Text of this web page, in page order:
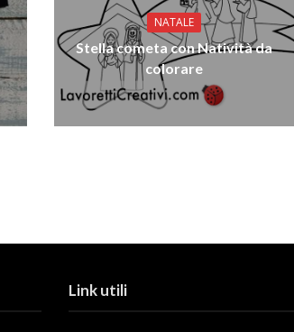
NATALE
Stella cometa con Natività da
colorare
Link utili